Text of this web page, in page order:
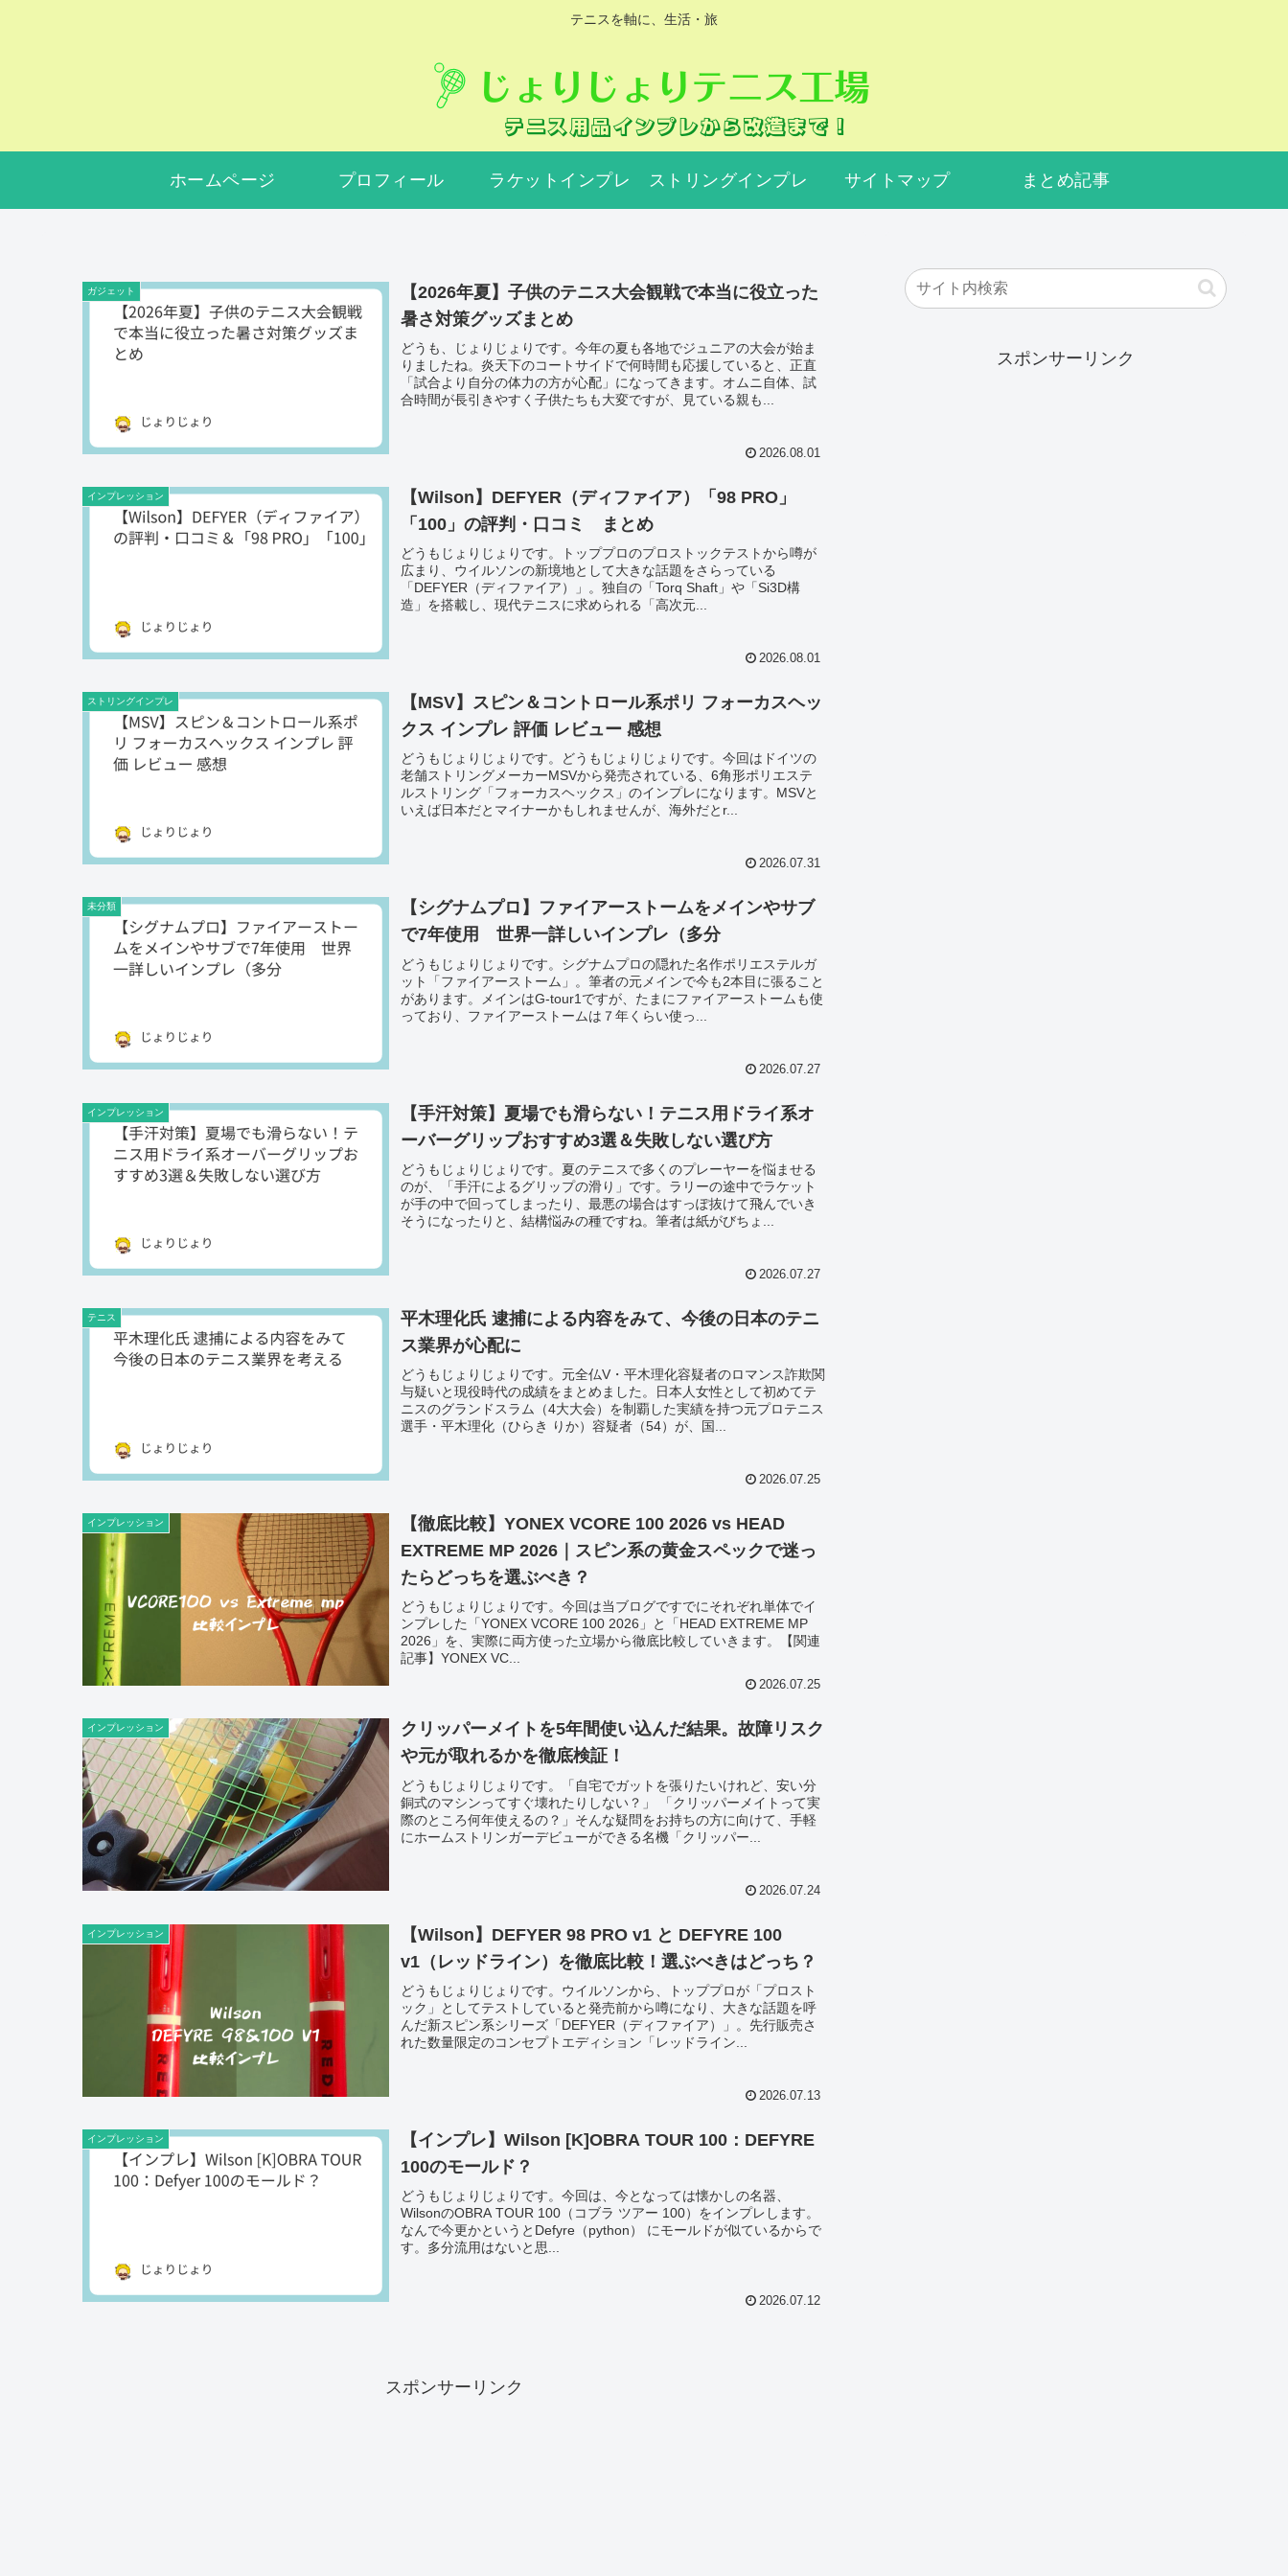
テニスを軸に、生活・旅
ホームページ プロフィール ラケットインプレ ストリングインプレ サイトマップ まとめ記事
ガジェット
【2026年夏】子供のテニス大会観戦で本当に役立った
暑さ対策グッズまとめ
どうも、じょりじょりです。今年の夏も各地でジュニアの大会が始ま
りましたね。炎天下のコートサイドで何時間も応援していると、正直
「試合より自分の体力の方が心配」になってきます。オムニ自体、試
合時間が長引きやすく子供たちも大変ですが、見ている親も...
2026.08.01
インプレッション
【Wilson】DEFYER（ディファイア）「98 PRO」
「100」の評判・口コミ まとめ
どうもじょりじょりです。トッププロのプロストックテストから噂が
広まり、ウイルソンの新境地として大きな話題をさらっている
「DEFYER（ディファイア）」。独自の「Torq Shaft」や「Si3D構
造」を搭載し、現代テニスに求められる「高次元...
2026.08.01
ストリングインプレ
【MSV】スピン＆コントロール系ポリ フォーカスヘッ
クス インプレ 評価 レビュー 感想
どうもじょりじょりです。どうもじょりじょりです。今回はドイツの
老舗ストリングメーカーMSVから発売されている、6角形ポリエステ
ルストリング「フォーカスヘックス」のインプレになります。MSVと
いえば日本だとマイナーかもしれませんが、海外だとr...
2026.07.31
未分類
【シグナムプロ】ファイアーストームをメインやサブ
で7年使用 世界一詳しいインプレ（多分
どうもじょりじょりです。シグナムプロの隠れた名作ポリエステルガ
ット「ファイアーストーム」。筆者の元メインで今も2本目に張ること
があります。メインはG-tour1ですが、たまにファイアーストームも使
っており、ファイアーストームは７年くらい使っ...
2026.07.27
インプレッション
【手汗対策】夏場でも滑らない！テニス用ドライ系オ
ーバーグリップおすすめ3選＆失敗しない選び方
どうもじょりじょりです。夏のテニスで多くのプレーヤーを悩ませる
のが、「手汗によるグリップの滑り」です。ラリーの途中でラケット
が手の中で回ってしまったり、最悪の場合はすっぽ抜けて飛んでいき
そうになったりと、結構悩みの種ですね。筆者は紙がびちょ...
2026.07.27
テニス
平木理化氏 逮捕による内容をみて、今後の日本のテニ
ス業界が心配に
どうもじょりじょりです。元全仏V・平木理化容疑者のロマンス詐欺関
与疑いと現役時代の成績をまとめました。日本人女性として初めてテ
ニスのグランドスラム（4大大会）を制覇した実績を持つ元プロテニス
選手・平木理化（ひらき りか）容疑者（54）が、国...
2026.07.25
インプレッション
【徹底比較】YONEX VCORE 100 2026 vs HEAD
EXTREME MP 2026｜スピン系の黄金スペックで迷っ
たらどっちを選ぶべき？
どうもじょりじょりです。今回は当ブログですでにそれぞれ単体でイ
ンプレした「YONEX VCORE 100 2026」と「HEAD EXTREME MP
2026」を、実際に両方使った立場から徹底比較していきます。【関連
記事】YONEX VC...
2026.07.25
インプレッション
クリッパーメイトを5年間使い込んだ結果。故障リスク
や元が取れるかを徹底検証！
どうもじょりじょりです。「自宅でガットを張りたいけれど、安い分
銅式のマシンってすぐ壊れたりしない？」 「クリッパーメイトって実
際のところ何年使えるの？」そんな疑問をお持ちの方に向けて、手軽
にホームストリンガーデビューができる名機「クリッパー...
2026.07.24
インプレッション
【Wilson】DEFYER 98 PRO v1 と DEFYRE 100
v1（レッドライン）を徹底比較！選ぶべきはどっち？
どうもじょりじょりです。ウイルソンから、トッププロが「プロスト
ック」としてテストしていると発売前から噂になり、大きな話題を呼
んだ新スピン系シリーズ「DEFYER（ディファイア）」。先行販売さ
れた数量限定のコンセプトエディション「レッドライン...
2026.07.13
インプレッション
【インプレ】Wilson [K]OBRA TOUR 100：DEFYRE
100のモールド？
どうもじょりじょりです。今回は、今となっては懐かしの名器、
WilsonのOBRA TOUR 100（コブラ ツアー 100）をインプレします。
なんで今更かというとDefyre（python） にモールドが似ているからで
す。多分流用はないと思...
2026.07.12
スポンサーリンク
スポンサーリンク